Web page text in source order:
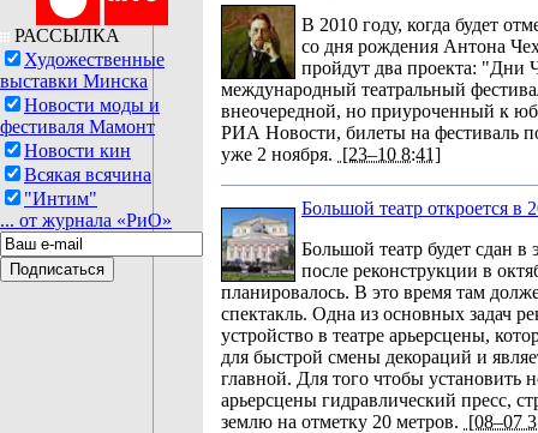
РАССЫЛКА
Художественные
выставки Минска
Новости моды и
фестиваля Мамонт
Новости кин
Всякая всячина
"Интим"
... от журнала «РиО»
В 2010 году, когда будет
со дня рождения Антона
пройдут два проекта: "Дни
международный театральный
внеочередной, но приуроченный к
РИА Новости, билеты на фестиваль
уже 2 ноября. [23–10 8:41]
Большой театр откроется в
Большой театр будет сдан в
после реконструкции в
планировалось. В это время там
спектакль. Одна из основных задач
устройство в театре арьерсцены,
для быстрой смены декораций и
главной. Для того чтобы установить
арьерсцены гидравлический пресс,
землю на отметку 20 метров. [08–07